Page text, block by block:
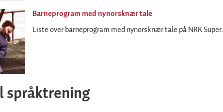
Barneprogram med nynorsknær tale
Liste over barneprogram med nynorsknær tale på NRK Super.
språktrening